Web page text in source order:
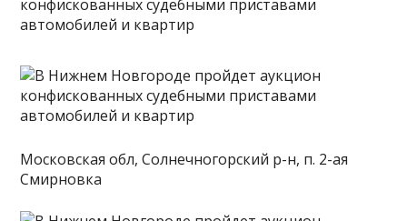
Московская обл, Солнечногорский р-н, п. 2-ая
Смирновка